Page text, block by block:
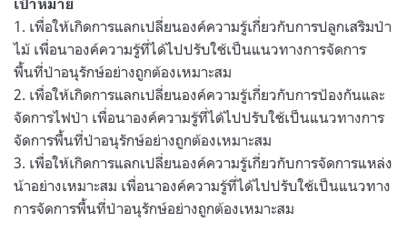
เป้าหมาย
1. เพื่อให้เกิดการแลกเปลี่ยนองค์ความรู้เกี่ยวกับการปลูกเสริมป่า
ไม้ เพื่อนาองค์ความรู้ที่ได้ไปปรับใช้เป็นแนวทางการจัดการ
พื้นที่ป่าอนุรักษ์อย่างถูกต้องเหมาะสม
2. เพื่อให้เกิดการแลกเปลี่ยนองค์ความรู้เกี่ยวกับการป้องกันและ
จัดการไฟป่า เพื่อนาองค์ความรู้ที่ได้ไปปรับใช้เป็นแนวทางการ
จัดการพื้นที่ป่าอนุรักษ์อย่างถูกต้องเหมาะสม
3. เพื่อให้เกิดการแลกเปลี่ยนองค์ความรู้เกี่ยวกับการจัดการแหล่ง
น้าอย่างเหมาะสม เพื่อนาองค์ความรู้ที่ได้ไปปรับใช้เป็นแนวทาง
การจัดการพื้นที่ป่าอนุรักษ์อย่างถูกต้องเหมาะสม